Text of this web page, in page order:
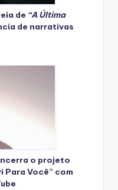
de “A Última
de narrativas
o projeto
Para Você” com